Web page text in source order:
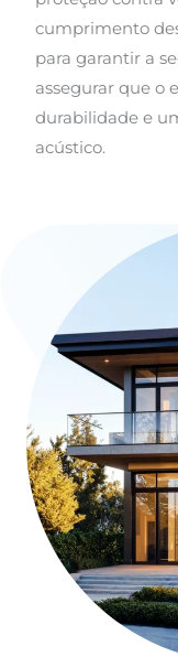
cumprimento
para garantir a
assegurar que o
durabilidade e
acústico.